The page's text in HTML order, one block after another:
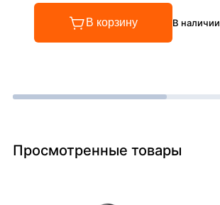
В корзину В наличии
Просмотренные товары